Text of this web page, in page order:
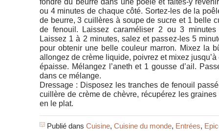
ou 4 minutes de chaque côté. Sortez-les de la
de beurre, 3 cuillères à soupe de sucre et 1 belle
de fenouil. Laissez caraméliser 2 ou 3
Laissez 1 à 2 minutes, salez et passez-les 5
pour obtenir une belle couleur marron. Mixez la
allongez de crème liquide, poivrez et mixez
épaisse. Mélangez l’aneth et 1 gousse d’ail.
dans ce mélange.
Dressage : Disposez les tranches de fenouil
cuillère de crème de chèvre, récupérez les
en le plat.
Publié dans Cuisine, Cuisine du monde, Entrées,